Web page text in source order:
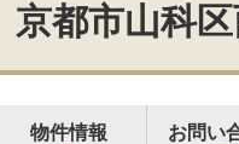
京都市山科
物件情報 お問い